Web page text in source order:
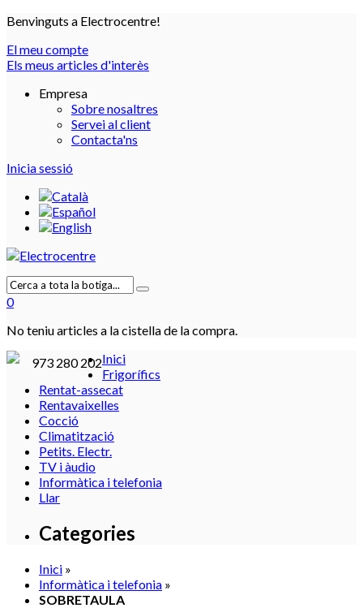
Benvinguts a Electrocentre!
El meu compte
Els meus articles d'interès
Empresa
Sobre nosaltres
Servei al client
Contacta'ns
Inicia sessió
0
No teniu articles a la cistella de la compra.
973 280 202Inici
Frigorífics
Rentat-assecat
Rentavaixelles
Cocció
Climatització
Petits. Electr.
TV i àudio
Informàtica i telefonia
Llar
Categories
Inici »
Informàtica i telefonia »
SOBRETAULA